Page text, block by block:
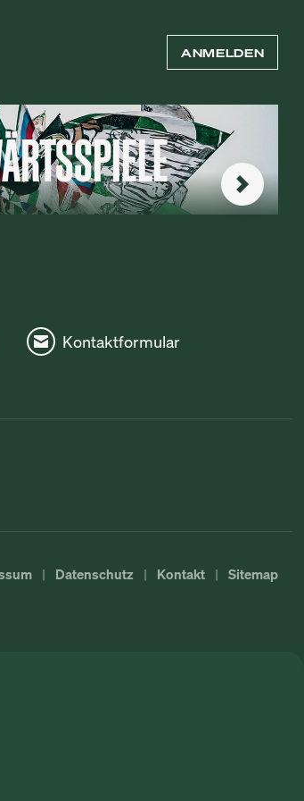
ANMELDEN
Kontaktformular
Datenschutz Kontakt Sitemap